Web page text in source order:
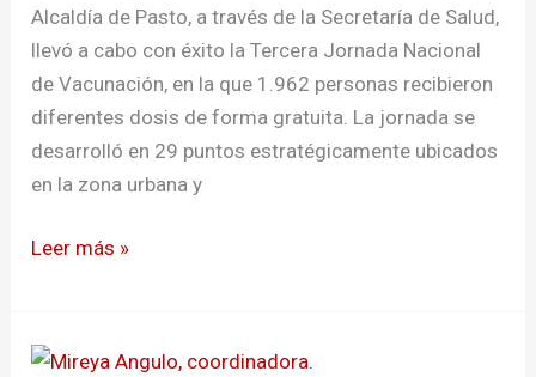
Alcaldía de Pasto, a través de la Secretaría de Salud,
llevó a cabo con éxito la Tercera Jornada Nacional
de Vacunación, en la que 1.962 personas recibieron
diferentes dosis de forma gratuita. La jornada se
desarrolló en 29 puntos estratégicamente ubicados
en la zona urbana y
Leer más »
Tumaco